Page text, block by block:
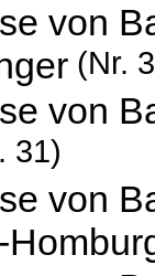
von
(Nr.
von
31)
von